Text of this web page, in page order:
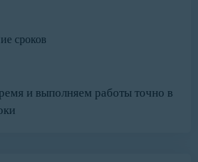
сроков
и выполняем работы точно в